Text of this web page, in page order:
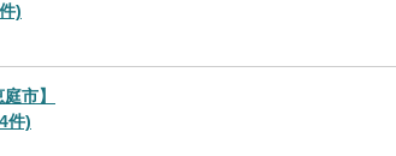
)
市】
件)